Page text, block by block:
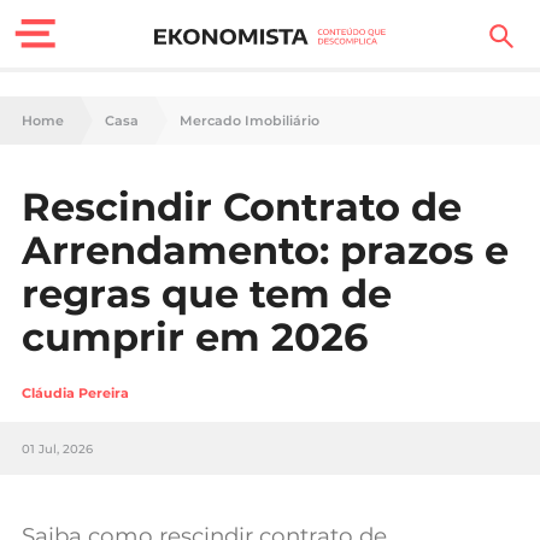
Finanças Pessoais
Carreira
Casa
Lifestyle
Sociedade
Tecnologia
Negócios
Home Casa Mercado Imobiliário
Rescindir Contrato de
Arrendamento: prazos e
regras que tem de
cumprir em 2026
Cláudia Pereira
01 Jul, 2026